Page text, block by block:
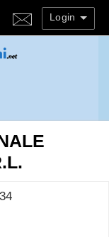
Login